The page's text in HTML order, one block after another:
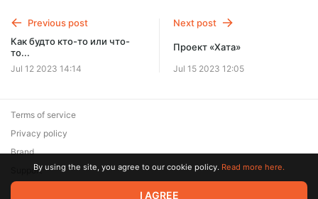
Previous post
Как будто кто-то или что-
то...
Jul 12 2023 14:14
Next post
Проект «Хата»
Jul 15 2023 12:05
© 2026 Zaya Solutions Limited. All rights reserved. All trademarks
Terms of service
Privacy policy
Brand
SupportBy using the site, you agree to our cookie policy. Read more here.
I AGREE